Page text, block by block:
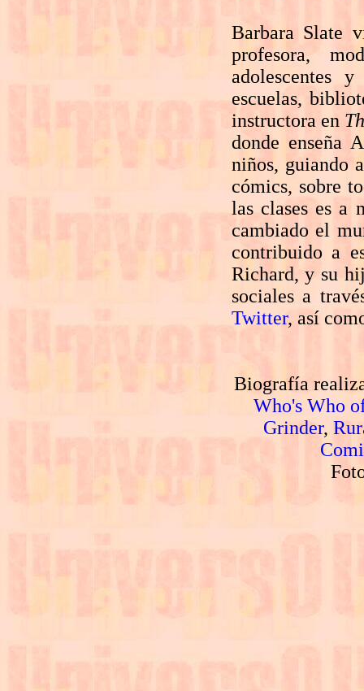
Barbara Slate
profesora,
adolescentes
escuelas,
instructora en
donde enseña
niños, guiando
cómics, sobre
las clases es a
cambiado el
contribuido a
Richard, y su
sociales a
Twitter, así
Biografía
Who's Who
Grinder,